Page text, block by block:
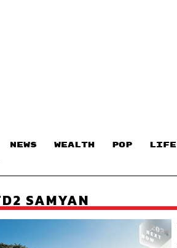
NEWS WEALTH POP LIFE
SAMYAN